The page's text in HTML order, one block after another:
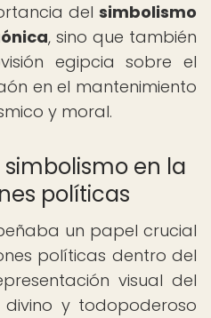
del simbolismo
, sino que también
egipcia sobre el
en el mantenimiento
y moral.
en la
políticas
un papel crucial
políticas dentro del
visual del
y todopoderoso